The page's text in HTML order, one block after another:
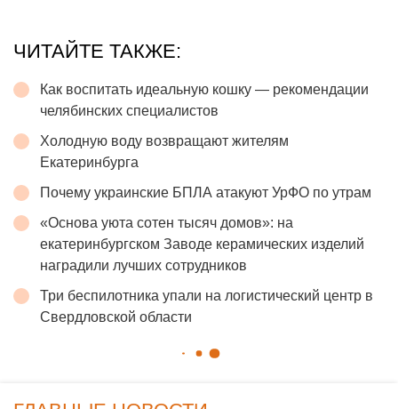
ЧИТАЙТЕ ТАКЖЕ:
Как воспитать идеальную кошку — рекомендации
челябинских специалистов
Холодную воду возвращают жителям
Екатеринбурга
Почему украинские БПЛА атакуют УрФО по утрам
«Основа уюта сотен тысяч домов»: на
екатеринбургском Заводе керамических изделий
наградили лучших сотрудников
Три беспилотника упали на логистический центр в
Свердловской области